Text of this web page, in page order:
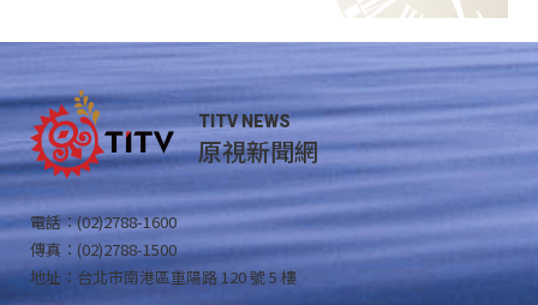
TITV NEWS
原視新聞網
電話：(02)2788-1600
傳真：(02)2788-1500
地址：台北市南港區重陽路 120 號 5 樓